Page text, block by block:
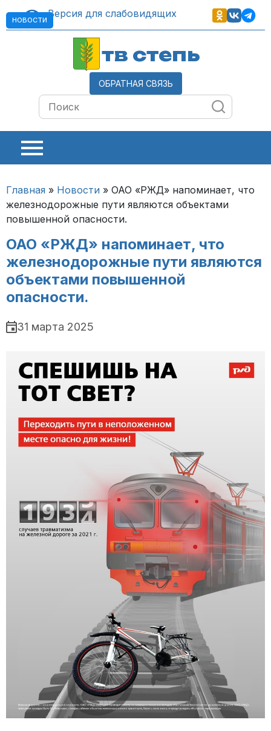
Версия для слабовидящих
тв степь
ОБРАТНАЯ СВЯЗЬ
Главная » Новости » ОАО «РЖД» напоминает, что
железнодорожные пути являются объектами
повышенной опасности.
ОАО «РЖД» напоминает, что
железнодорожные пути являются
объектами повышенной
опасности.
НОВОСТИ
31 марта 2025